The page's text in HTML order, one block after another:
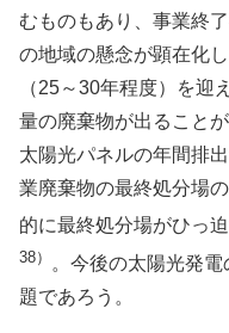
むものもあり、事業終
の地域の懸念が顕在化
（25～30年程度）を迎
量の廃棄物が出ること
太陽光パネルの年間排
業廃棄物の最終処分場
的に最終処分場がひっ
38）
。今後の太陽光発
題であろう。